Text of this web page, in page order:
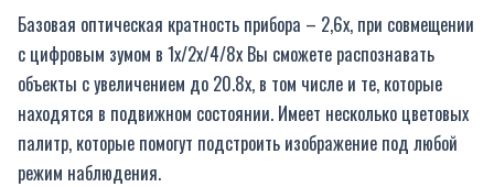
Базовая оптическая кратность прибора – 2,6х, при совмещении
с цифровым зумом в 1х/2х/4/8х Вы сможете распознавать
объекты с увеличением до 20.8х, в том числе и те, которые
находятся в подвижном состоянии. Имеет несколько цветовых
палитр, которые помогут подстроить изображение под любой
режим наблюдения.